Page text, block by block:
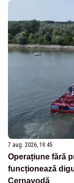
7 aug. 2026, 19:45
Operațiune fără
funcționează
Cernavodă